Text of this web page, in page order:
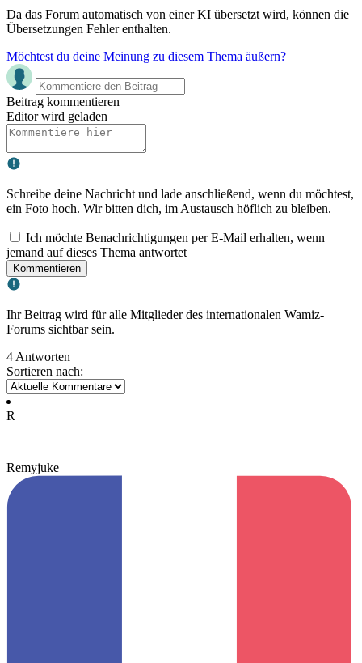
Da das Forum automatisch von einer KI übersetzt wird, können die
Übersetzungen Fehler enthalten.
Möchtest du deine Meinung zu diesem Thema äußern?
Beitrag kommentieren
Editor wird geladen
Schreibe deine Nachricht und lade anschließend, wenn du möchtest,
ein Foto hoch. Wir bitten dich, im Austausch höflich zu bleiben.
Ich möchte Benachrichtigungen per E-Mail erhalten, wenn
jemand auf dieses Thema antwortet
Kommentieren
Ihr Beitrag wird für alle Mitglieder des internationalen Wamiz-
Forums sichtbar sein.
4 Antworten
Sortieren nach:
R
Remyjuke